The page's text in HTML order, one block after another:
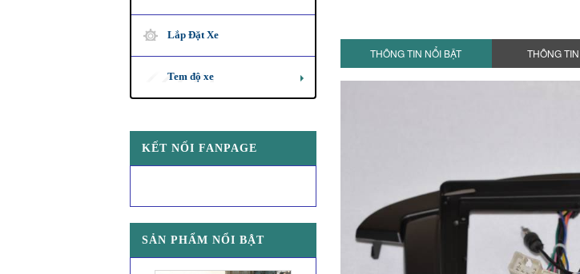
Lắp Đặt Xe
Tem độ xe
KẾT NỐI FANPAGE
SẢN PHẨM NỔI BẬT
THÔNG TIN NỔI BẬT THÔNG